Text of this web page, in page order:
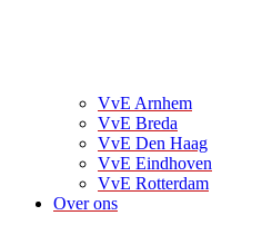
VvE Arnhem
VvE Breda
VvE Den Haag
VvE Eindhoven
VvE Rotterdam
Over ons